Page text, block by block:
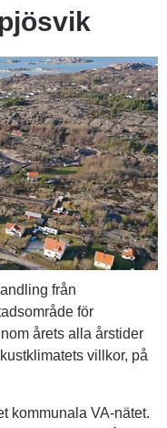
från
för
årets alla årstider
villkor, på
kommunala VA-nätet.